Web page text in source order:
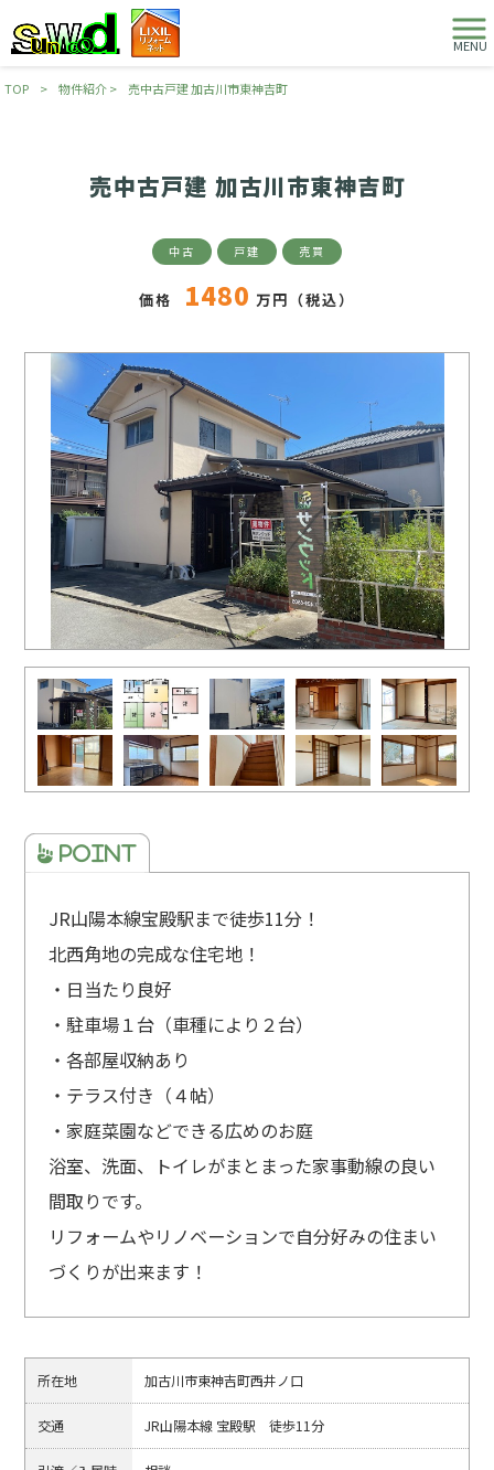
MENU
TOP > 物件紹介> 売中古戸建 加古川市東神吉町
売中古戸建 加古川市東神吉町
中古 戸建 売買
価格 1480 万円（税込）
JR山陽本線宝殿駅まで徒歩11分！
北西角地の完成な住宅地！
・日当たり良好
・駐車場１台（車種により２台）
・各部屋収納あり
・テラス付き（４帖）
・家庭菜園などできる広めのお庭
浴室、洗面、トイレがまとまった家事動線の良い
間取りです。
リフォームやリノベーションで自分好みの住まい
づくりが出来ます！
所在地 加古川市東神吉町西井ノ口
交通 JR山陽本線 宝殿駅 徒歩11分